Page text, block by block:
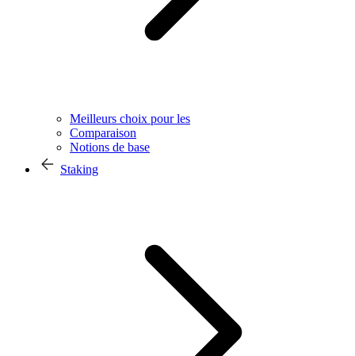
Meilleurs choix pour les
Comparaison
Notions de base
Staking